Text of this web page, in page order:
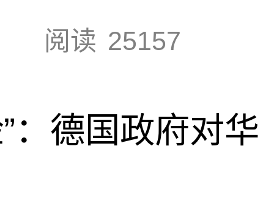
阅读 25157
：德国政府对华